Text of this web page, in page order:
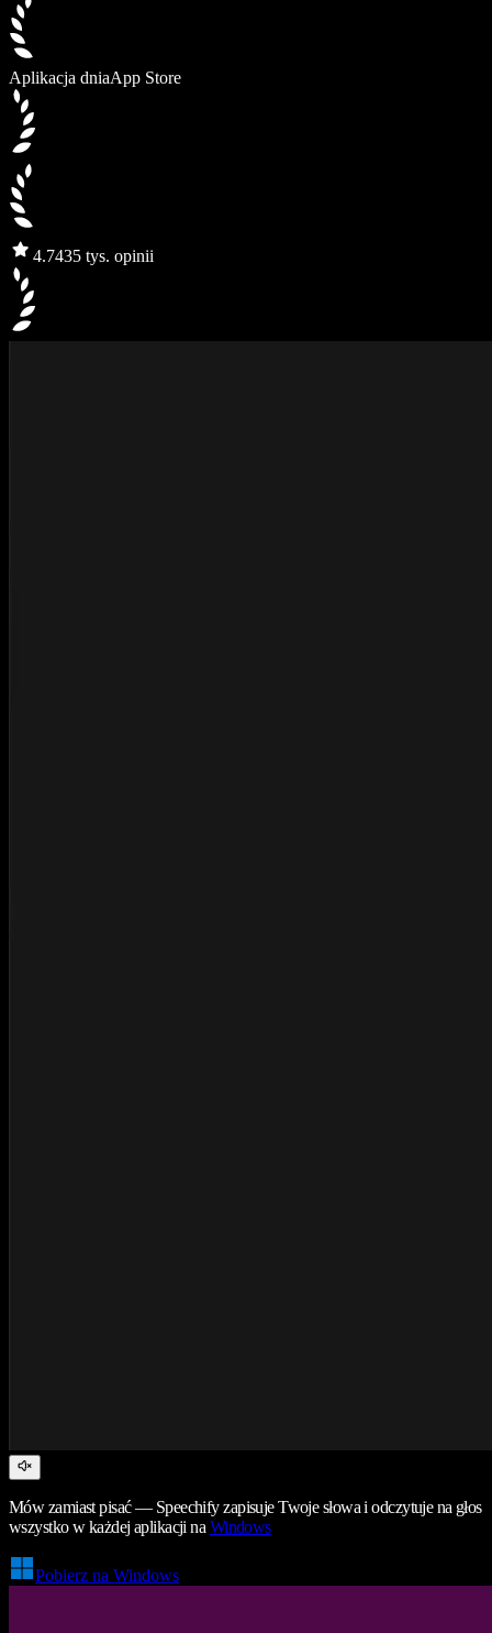
Aplikacja dniaApp Store
4.7435 tys. opinii
Mów zamiast pisać — Speechify zapisuje Twoje słowa i odczytuje na głos
wszystko w każdej aplikacji na Windows
Pobierz na Windows